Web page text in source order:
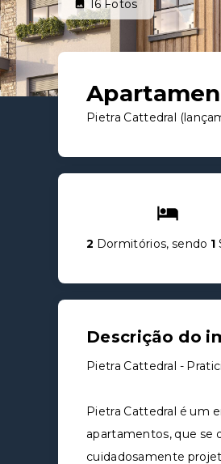
16 Fotos
Pietra Cattedral
2 Dormitórios, sendo 1
Descrição do
Pietra Cattedral -
Pietra Cattedral é um
apartamentos, que se
cuidadosamente